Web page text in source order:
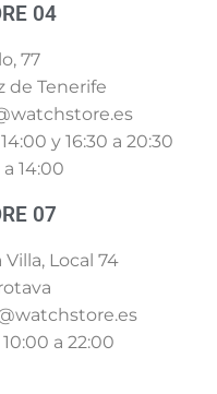
04
77
de Tenerife
y 16:30 a 20:30
14:00
07
Local 74
a 22:00